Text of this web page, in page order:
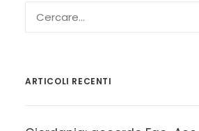
ARTICOLI RECENTI